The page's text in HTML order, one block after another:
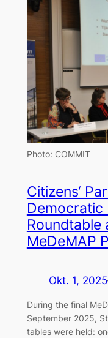
Photo: COMMIT
Citizens‘
Democratic
Roundtable
MeDeMAP
Okt. 1, 2025
During the final
September 2025,
tables were held: